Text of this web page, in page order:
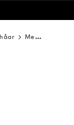
Medium support